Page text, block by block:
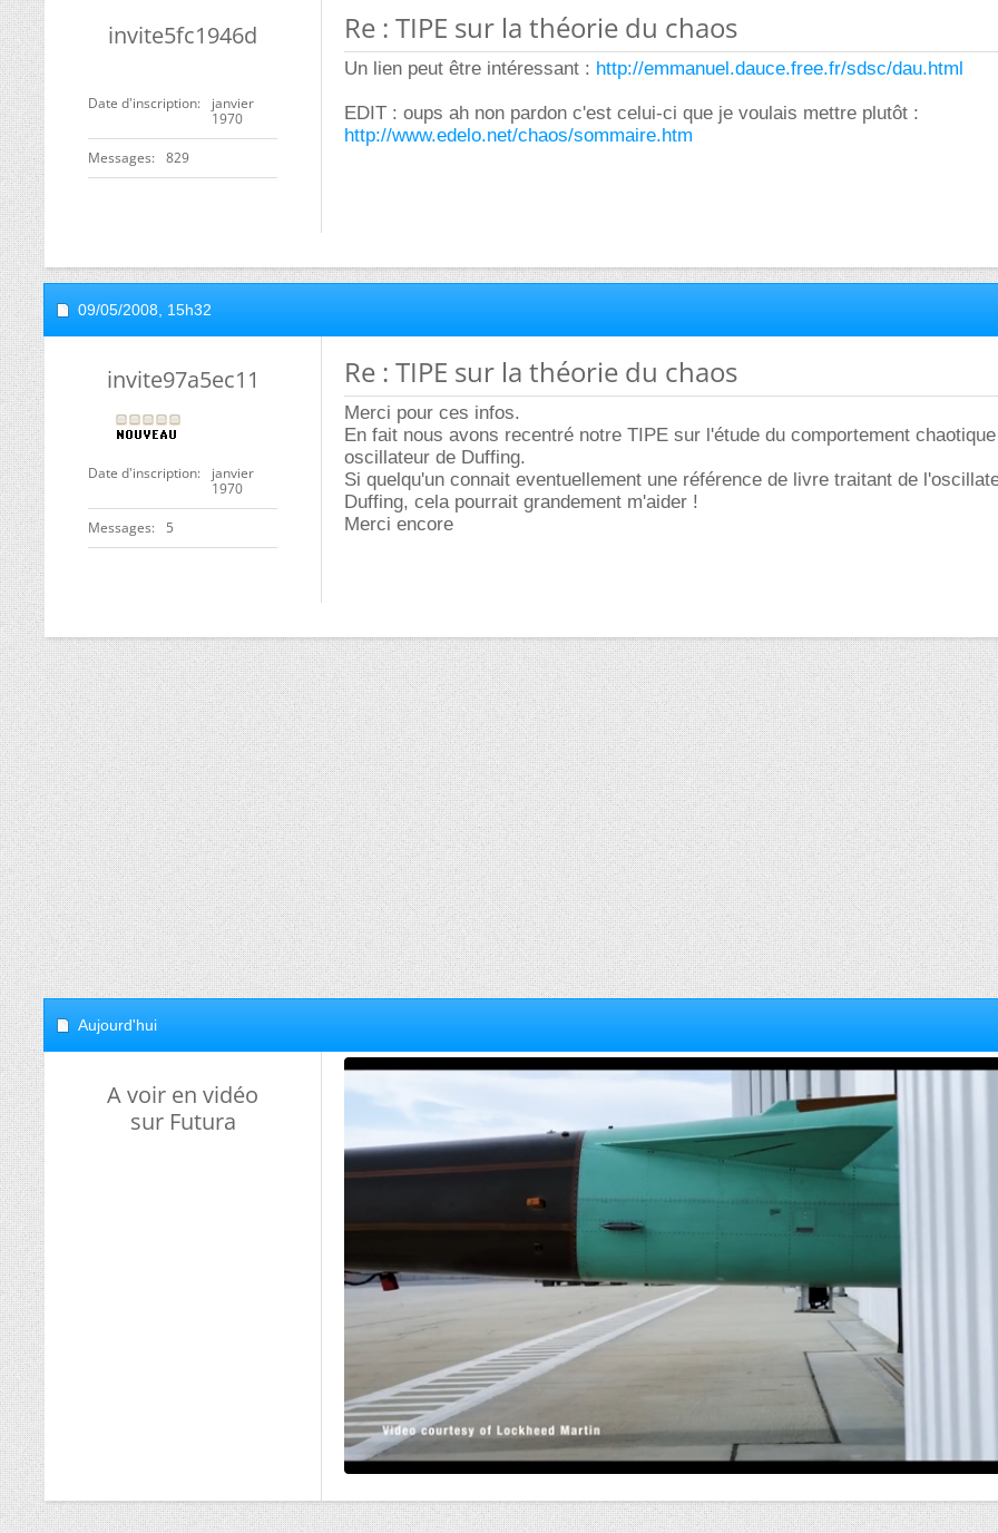
invite5fc1946d
Date d'inscription
janvier
1970
Messages 829
Re : TIPE sur la théorie du chaos
Un lien peut être intéressant : http://emmanuel.dauce.free.fr/sdsc/dau.html
EDIT : oups ah non pardon c'est celui-ci que je voulais mettre plutôt :
http://www.edelo.net/chaos/sommaire.htm
09/05/2008, 15h32
invite97a5ec11
Date d'inscription
janvier
1970
Messages 5
Re : TIPE sur la théorie du chaos
Merci pour ces infos.
En fait nous avons recentré notre TIPE sur l'étude du comportement
oscillateur de Duffing.
Si quelqu'un connait eventuellement une référence de livre traitant de
Duffing, cela pourrait grandement m'aider !
Merci encore
Aujourd'hui
A voir en vidéo
sur Futura